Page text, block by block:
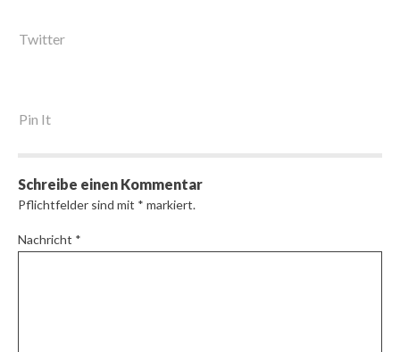
Twitter
Pin It
Schreibe einen Kommentar
Pflichtfelder sind mit * markiert.
Nachricht *